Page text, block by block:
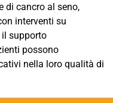
di cancro al seno,
interventi su
supporto
possono
nella loro qualità di